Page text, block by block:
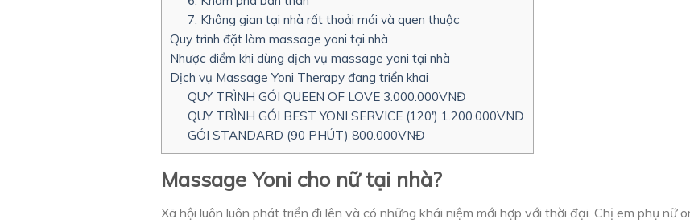
7. Không gian tại nhà rất thoải mái và quen thuộc
Quy trình đặt làm massage yoni tại nhà
Nhược điểm khi dùng dịch vụ massage yoni tại nhà
Dịch vụ Massage Yoni Therapy đang triển khai
QUY TRÌNH GÓI QUEEN OF LOVE 3.000.000VNĐ
QUY TRÌNH GÓI BEST YONI SERVICE (120′) 1.200.000VNĐ
GÓI STANDARD (90 PHÚT) 800.000VNĐ
Massage Yoni cho nữ tại nhà?
Xã hội luôn luôn phát triển đi lên và có những khái niệm mới hợp với thời đại. Chị em phụ nữ